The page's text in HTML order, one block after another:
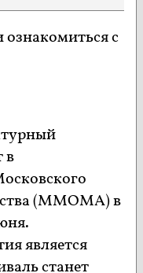
ознакомиться с
в
(ММОМА) в
является
станет